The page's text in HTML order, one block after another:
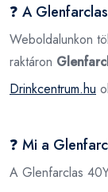
❓ A
Weboldalunkon
raktáron
Drinkcentrum.hu
❓ Mi a
A Glenfarclas